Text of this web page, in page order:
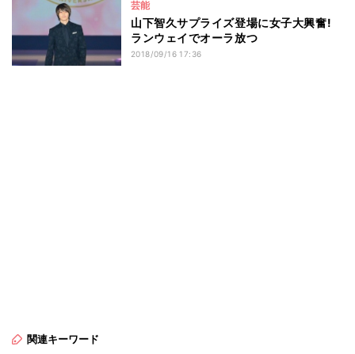
芸能
山下智久サプライズ登場に女子大興奮!
ランウェイでオーラ放つ
2018/09/16 17:36
関連キーワード